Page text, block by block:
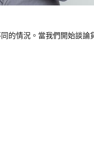
的情況。當我們開始談